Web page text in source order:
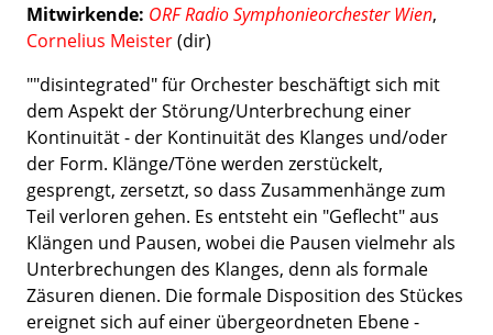
Mitwirkende: ORF Radio Symphonieorchester Wien,
Cornelius Meister(dir)
""disintegrated" für Orchester beschäftigt sich mit
dem Aspekt der Störung/Unterbrechung einer
Kontinuität - der Kontinuität des Klanges und/oder
der Form. Klänge/Töne werden zerstückelt,
gesprengt, zersetzt, so dass Zusammenhänge zum
Teil verloren gehen. Es entsteht ein "Geflecht" aus
Klängen und Pausen, wobei die Pausen vielmehr als
Unterbrechungen des Klanges, denn als formale
Zäsuren dienen. Die formale Disposition des Stückes
ereignet sich auf einer übergeordneten Ebene -